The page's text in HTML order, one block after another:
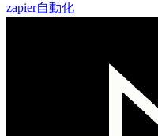
zapier自動化